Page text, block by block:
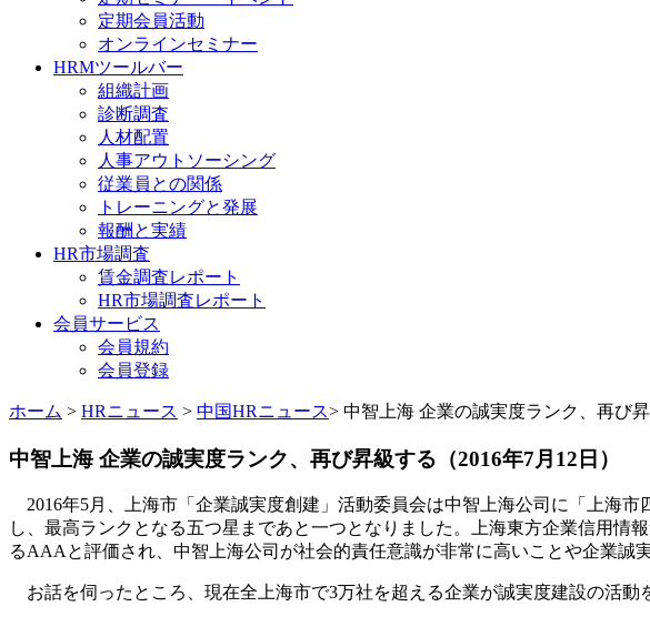
定期会員活動
オンラインセミナー
HRMツールバー
組織計画
診断調査
人材配置
人事アウトソーシング
従業員との関係
トレーニングと発展
報酬と実績
HR市場調査
賃金調査レポート
HR市場調査レポート
会員サービス
会員規約
会員登録
ホーム > HRニュース > 中国HRニュース> 中智上海 企業の誠実度ランク、再び昇
中智上海 企業の誠実度ランク、再び昇級する（2016年7月12日）
2016年5月、上海市「企業誠実度創建」活動委員会は中智上海公司に「上海
し、最高ランクとなる五つ星まであと一つとなりました。上海東方企業信用
るAAAと評価され、中智上海公司が社会的責任意識が非常に高いことや企業誠
お話を伺ったところ、現在全上海市で3万社を超える企業が誠実度建設の活